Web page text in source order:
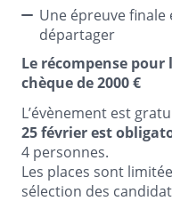
Une épreuve
départager
Le récompense
chèque de 2000 €
L’évènement est
25 février est
4 personnes.
Les places sont
sélection des